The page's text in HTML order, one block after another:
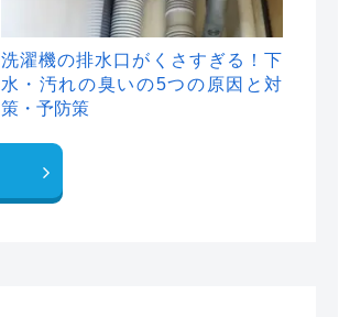
洗濯機の排水口がくさすぎる！下
水・汚れの臭いの5つの原因と対
策・予防策